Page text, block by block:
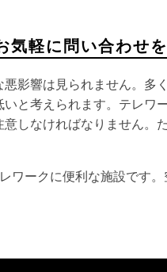
気軽に問い合わせを
影響は見られません。多
と考えられます。テレワ
しなければなりません。
ワークに便利な施設です